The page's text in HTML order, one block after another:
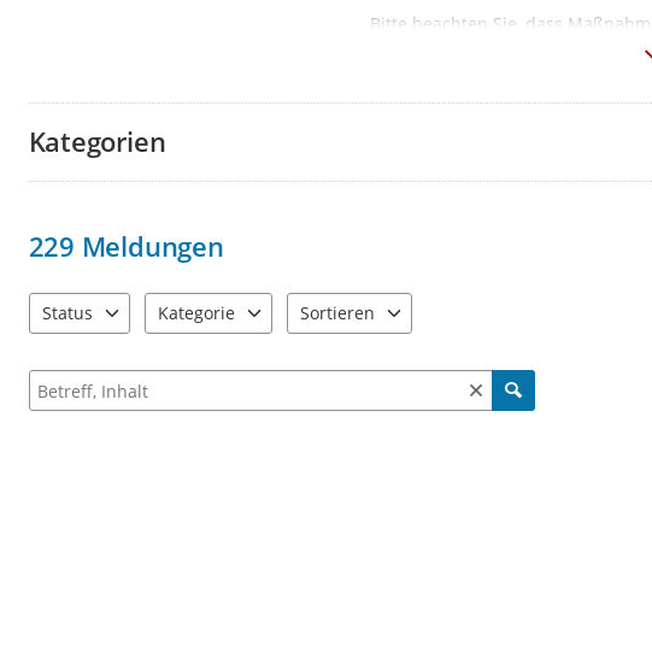
Bitte beachten Sie, dass
nicht über den Mängelmelder
Kategorien
229 Meldungen
Status
Kategorie
Sortieren
Suche nach Meldungen und Kommentaren